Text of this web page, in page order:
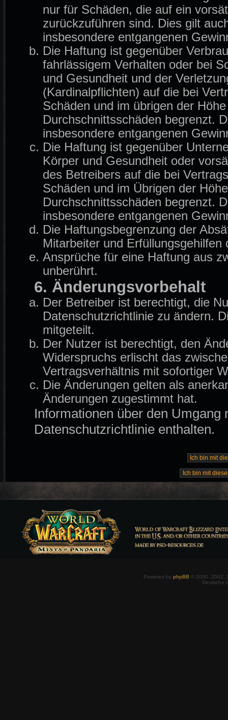
nur für Schäden, die auf ein
zurückzuführen sind. Dies gilt
insbesondere entgangenen
Die Haftung ist gegenüber
fahrlässigem Verhalten oder bei
und Gesundheit und der
(Kardinalpflichten) auf die bei
Schäden und im übrigen der
Durchschnittsschäden begrenzt.
insbesondere entgangenen
Die Haftung ist gegenüber
Körper und Gesundheit oder
des Betreibers auf die bei
Schäden und im Übrigen der
Durchschnittsschäden begrenzt.
insbesondere entgangenen
Die Haftungsbegrenzung der
Mitarbeiter und Erfüllungsgehilfen
Ansprüche für eine Haftung aus
unberührt.
6. Änderungsvorbehalt
Der Betreiber ist berechtigt, die
Datenschutzrichtlinie zu ändern.
mitgeteilt.
Der Nutzer ist berechtigt, den
Widerspruchs erlischt das
Vertragsverhältnis mit sofortiger
Die Änderungen gelten als
Änderungen zugestimmt hat.
Informationen über den
Datenschutzrichtlinie enthalten.
Powered by phpBB © 2000, 2002,
Deutsche